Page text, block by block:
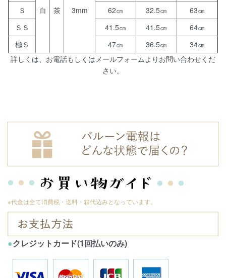
白 茶 3mm
Ｓ
62㎝ 32.5㎝
63㎝
ＳＳ
41.5㎝ 41.5㎝
64㎝
極Ｓ
47㎝ 36.5㎝
34㎝
詳しくは、お電話もしくはメールフォームよりお問い合わせくだ
さい。
※代金は全て消費税・送料・箱代込みとなっています。
●クレジットカード(1回払いのみ)